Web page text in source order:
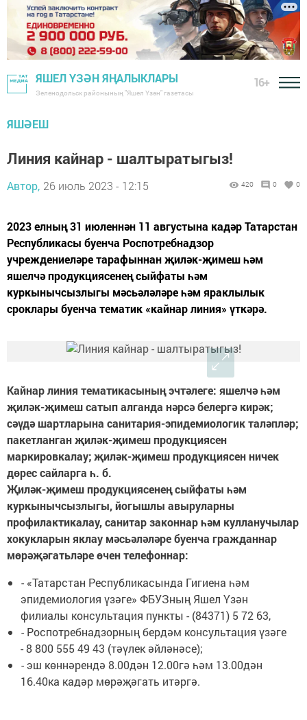
ЯШЕЛ ҮЗӘН ЯҢАЛЫКЛАРЫ
Зеленодольск районының "Яшел Үзән" газетасы
16+
ЯШӘЕШ
Линия кайнар - шалтыратыгыз!
Автор, 26 июль 2023 - 12:15 420 0 0
2023 елның 31 июленнән 11 августына кадәр Татарстан
Республикасы буенча Роспотребнадзор
учреждениеләре тарафыннан җиләк-җимеш һәм
яшелчә продукциясенең сыйфаты һәм
куркынычсызлыгы мәсьәләләре һәм яраклылык
сроклары буенча тематик «кайнар линия» үткәрә.
Кайнар линия тематикасының эчтәлеге: яшелчә һәм
җиләк-җимеш сатып алганда нәрсә белергә кирәк;
сәүдә шартларына санитария-эпидемиологик таләпләр;
пакетланган җиләк-җимеш продукциясен
маркировкалау; җиләк-җимеш продукциясен ничек
дөрес сайларга һ. б.
Җиләк-җимеш продукциясенең сыйфаты һәм
куркынычсызлыгы, йогышлы авыруларны
профилактикалау, санитар законнар һәм кулланучылар
хокукларын яклау мәсьәләләре буенча гражданнар
мөрәҗәгатьләре өчен телефоннар:
- «Татарстан Республикасында Гигиена һәм
эпидемиология үзәге» ФБУЗның Яшел Үзән
филиалы консультация пункты - (84371) 5 72 63,
- Роспотребнадзорның бердәм консультация үзәге
- 8 800 555 49 43 (тәүлек әйләнәсе);
- эш көннәрендә 8.00дән 12.00гә һәм 13.00дән
16.40ка кадәр мөрәҗәгать итәргә.